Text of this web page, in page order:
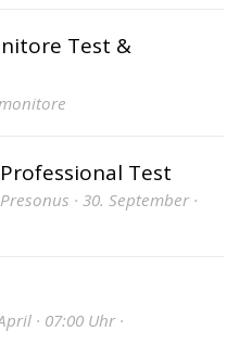
Test &
Test
· 30. September ·
· 07:00 Uhr ·